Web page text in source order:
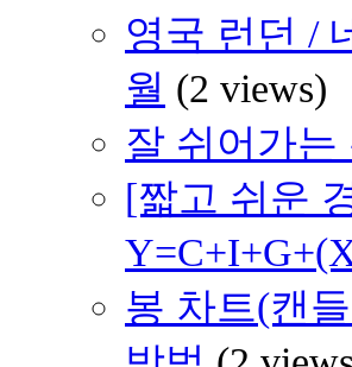
영국 런던 /
월 (2 views)
잘 쉬어가는
[짧고 쉬운
봉 차트(캔